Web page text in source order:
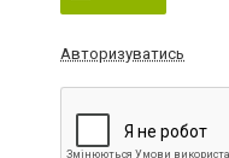
Авторизуватись